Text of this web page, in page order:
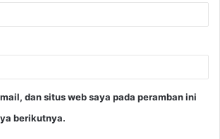
dan situs web saya pada peramban ini
berikutnya.